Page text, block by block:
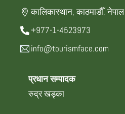
कालिकास्थान, काठमाडौँ, नेपाल
+977-1-4523973
info@tourismface.com
प्रधान सम्पादक
रुद्र खड्का